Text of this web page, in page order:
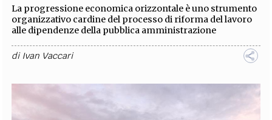
La progressione economica orizzontale è uno strumento
organizzativo cardine del processo di riforma del lavoro
alle dipendenze della pubblica amministrazione
di Ivan Vaccari